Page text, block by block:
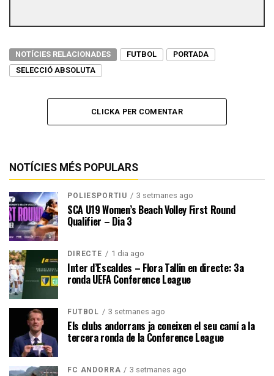
NOTÍCIES RELACIONADES FUTBOL
PORTADA
SELECCIÓ ABSOLUTA
CLICKA PER COMENTAR
NOTÍCIES MÉS POPULARS
POLIESPORTIU 3 setmanes ago
SCA U19 Women’s Beach Volley First Round
Qualifier – Dia 3
DIRECTE 1 dia ago
Inter d’Escaldes – Flora Tallin en directe: 3a
ronda UEFA Conference League
FUTBOL 3 setmanes ago
Els clubs andorrans ja coneixen el seu camí a la
tercera ronda de la Conference League
FC ANDORRA 3 setmanes ago